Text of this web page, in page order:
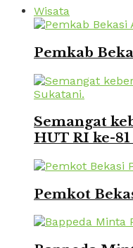
Wisata
Pemkab
Semangat
HUT RI ke-
Pemkot